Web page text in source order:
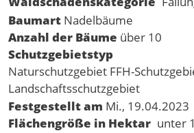
Baumart Nadelbäume
Anzahl der Bäume über 10
Schutzgebietstyp
Naturschutzgebiet FFH-
Landschaftsschutzgebiet
Festgestellt am Mi., 19.04.2023
Flächengröße in Hektar unter 1